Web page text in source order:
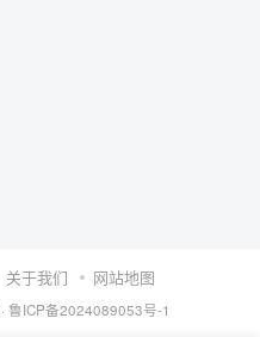
关于我们 网站地图
· 鲁ICP备2024089053号-1